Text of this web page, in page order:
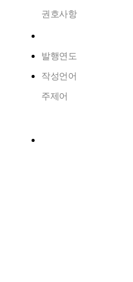
권호사항
발행연도
작성언어
주제어